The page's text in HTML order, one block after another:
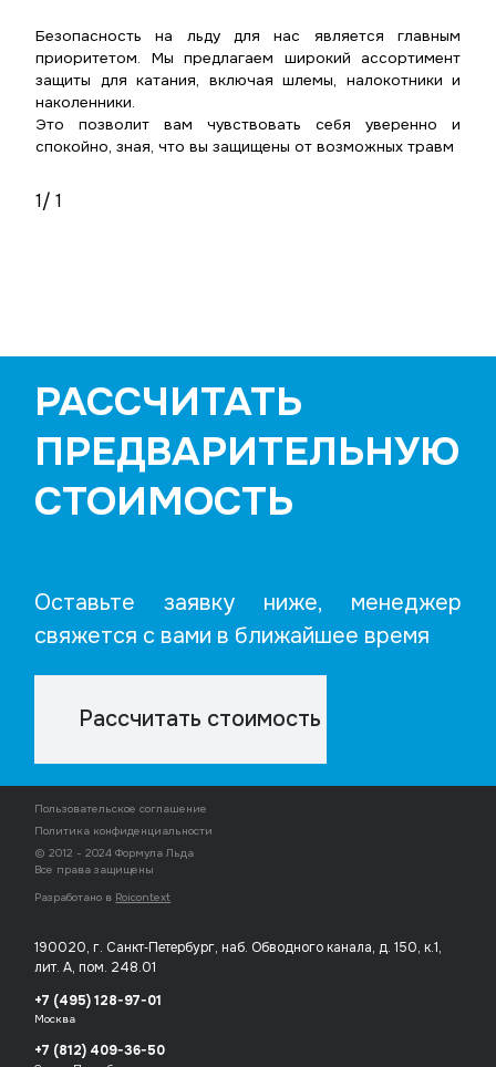
Безопасность на льду для нас является главным
приоритетом. Мы предлагаем широкий ассортимент
защиты для катания, включая шлемы, налокотники и
наколенники.
Это позволит вам чувствовать себя уверенно и
спокойно, зная, что вы защищены от возможных травм
1/ 1
РАССЧИТАТЬ
ПРЕДВАРИТЕЛЬНУЮ
СТОИМОСТЬ
Оставьте заявку ниже, менеджер
свяжется с вами в ближайшее время
Рассчитать стоимость
Пользовательское соглашение
Политика конфиденциальности
© 2012 - 2024 Формула Льда
Все права защищены
Разработано в Roicontext
190020, г. Санкт‑Петербург, наб. Обводного канала, д. 150, к.1,
лит. А, пом. 248.01
+7 (495) 128-97-01
Москва
+7 (812) 409-36-50